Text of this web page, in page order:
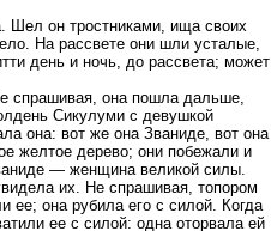
Шел он тростниками, ища своих
На рассвете они шли усталые,
день и ночь, до рассвета; может
спрашивая, она пошла дальше,
Сикулуми с девушкой
она: вот же она Званиде, вот она
желтое дерево; они побежали и
— женщина великой силы.
их. Не спрашивая, топором
ее; она рубила его с силой. Когда
ее с силой: одна оторвала ей